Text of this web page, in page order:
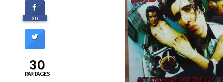
30
30
PARTAGES